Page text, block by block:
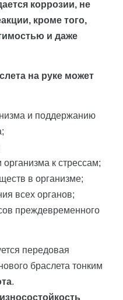
коррозии, не
кроме того,
и даже
на руке может
и поддержанию
к стрессам;
в организме;
всех органов;
преждевременного
передовая
браслета тонким
.